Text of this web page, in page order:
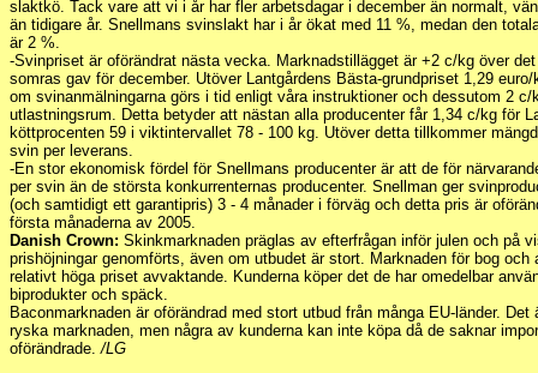
slaktkö. Tack vare att vi i år har fler arbetsdagar i december än normalt,
än tidigare år. Snellmans svinslakt har i år ökat med 11 %, medan den
är 2 %.
-Svinpriset är oförändrat nästa vecka. Marknadstillägget är +2 c/kg över
somras gav för december. Utöver Lantgårdens Bästa-grundpriset 1,29
om svinanmälningarna görs i tid enligt våra instruktioner och dessutom 2
utlastningsrum. Detta betyder att nästan alla producenter får 1,34 c/kg för
köttprocenten 59 i viktintervallet 78 - 100 kg. Utöver detta tillkommer
svin per leverans.
-En stor ekonomisk fördel för Snellmans producenter är att de för
per svin än de största konkurrenternas producenter. Snellman ger
(och samtidigt ett garantipris) 3 - 4 månader i förväg och detta pris är
första månaderna av 2005.
Danish Crown: Skinkmarknaden präglas av efterfrågan inför julen och på
prishöjningar genomförts, även om utbudet är stort. Marknaden för bog och
relativt höga priset avvaktande. Kunderna köper det de har omedelbar
biprodukter och späck.
Baconmarknaden är oförändrad med stort utbud från många EU-länder.
ryska marknaden, men några av kunderna kan inte köpa då de saknar
oförändrade./LG